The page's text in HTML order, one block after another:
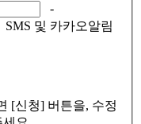
-
SMS 및 카카오알림
[신청] 버튼을, 수정